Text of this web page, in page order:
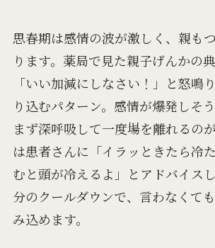
思春期は感情の波が激しく、親も
ります。薬局で見た親子げんかの
「いい加減にしなさい！」と怒鳴
り込むパターン。感情が爆発しそう
まず深呼吸して一度場を離れるの
は患者さんに「イラッときたら冷
むと頭が冷えるよ」とアドバイス
分のクールダウンで、言わなくて
み込めます。